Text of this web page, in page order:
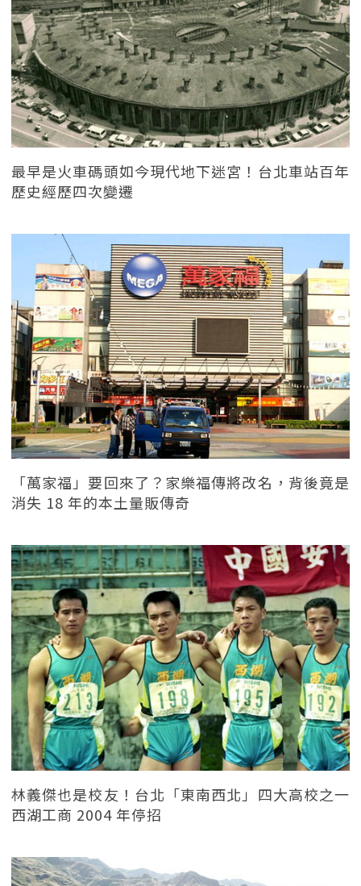
最早是火車碼頭如今現代地下迷宮！台北車站百年
歷史經歷四次變遷
「萬家福」要回來了？家樂福傳將改名，背後竟是
消失 18 年的本土量販傳奇
林義傑也是校友！台北「東南西北」四大高校之一
西湖工商 2004 年停招